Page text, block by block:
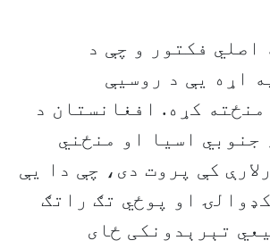
اصلي فکتور و چې د
اړه یې د روسیې
کړه. افغانستان د
جنوبي اسیا او منځني
کې پروت دی، چې دا یې
او پوځي تګ راتګ
تېرېدونکی ځای